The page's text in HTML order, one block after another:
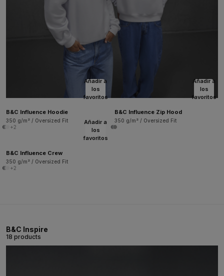
Añadir a
los
favoritos
B&C Influence Hoodie
350 g/m² / Oversized Fit
+2
Añadir a
los
favoritos
B&C Influence Zip Hood
350 g/m² / Oversized Fit
Añadir a
los
favoritos
B&C Influence Crew
350 g/m² / Oversized Fit
+2
B&C Inspire
18 products